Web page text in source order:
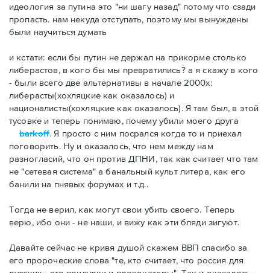
идеология за путина это "ни шагу назад" потому что сзади
пропасть. нам некуда отступать, поэтому мы вынуждены
были научиться думать
и кстати: если бы путин не держал на прикорме столько
либерастов, в кого бы мы превратились? а я скажу в кого
- были всего две альтернативы в начале 2000х:
либерасты(хохляцкие как оказалось) и
националисты(хохляцкие как оказалось). Я там был, в этой
тусовке и теперь понимаю, почему убили моего друга
barkoff. Я просто с ним посрался когда то и приехал
поговорить. Ну и оказалось, что нем между нам
разногласий, что он против ДПНИ, так как считает что там
не "сетевая система" а банальный культ литера, как его
банили на пнявых форумах и т.д..
Тогда не верил, как могут свои убить своего. Теперь
верю, ибо они - не наши, и вижу как эти бляди зигуют.
Давайте сейчас не кривя душой скажем ВВП спасибо за
его пророческие слова "те, кто считает, что россия для